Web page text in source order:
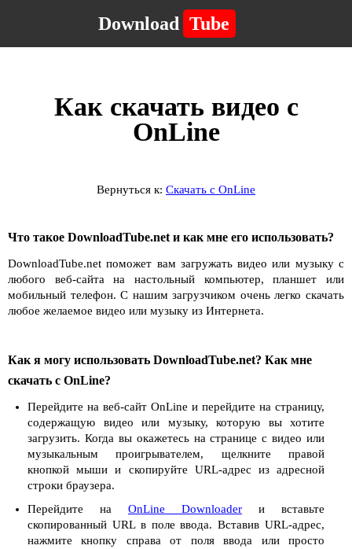
Download Tube
Как скачать видео с
OnLine
Вернуться к: Скачать с OnLine
Что такое DownloadTube.net и как мне его использовать?
DownloadTube.net поможет вам загружать видео или музыку с
любого веб-сайта на настольный компьютер, планшет или
мобильный телефон. С нашим загрузчиком очень легко скачать
любое желаемое видео или музыку из Интернета.
Как я могу использовать DownloadTube.net? Как мне
скачать с OnLine?
Перейдите на веб-сайт OnLine и перейдите на страницу,
содержащую видео или музыку, которую вы хотите
загрузить. Когда вы окажетесь на странице с видео или
музыкальным проигрывателем, щелкните правой
кнопкой мыши и скопируйте URL-адрес из адресной
строки браузера.
Перейдите на OnLine Downloader и вставьте
скопированный URL в поле ввода. Вставив URL-адрес,
нажмите кнопку справа от поля ввода или просто